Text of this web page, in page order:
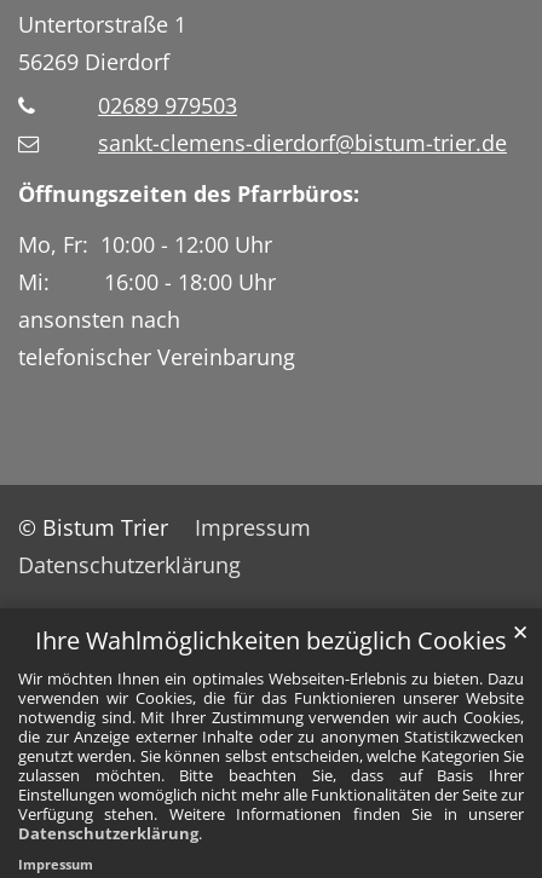
Ihre Wahlmöglichkeiten bezüglich Cookies
Wir möchten Ihnen ein optimales Webseiten-Erlebnis zu bieten. Dazu
verwenden wir Cookies, die für das Funktionieren unserer Website
notwendig sind. Mit Ihrer Zustimmung verwenden wir auch Cookies,
die zur Anzeige externer Inhalte oder zu anonymen Statistikzwecken
genutzt werden. Sie können selbst entscheiden, welche Kategorien Sie
zulassen möchten. Bitte beachten Sie, dass auf Basis Ihrer
Einstellungen womöglich nicht mehr alle Funktionalitäten der Seite zur
Verfügung stehen. Weitere Informationen finden Sie in unserer
Datenschutzerklärung.
✕
Impressum
Untertorstraße 1
56269 Dierdorf
02689 979503
sankt-clemens-dierdorf@bistum-trier.de
Öffnungszeiten des Pfarrbüros:
Mo, Fr: 10:00 - 12:00 Uhr
Mi: 16:00 - 18:00 Uhr
ansonsten nach
telefonischer Vereinbarung
© Bistum Trier
Impressum
Datenschutzerklärung